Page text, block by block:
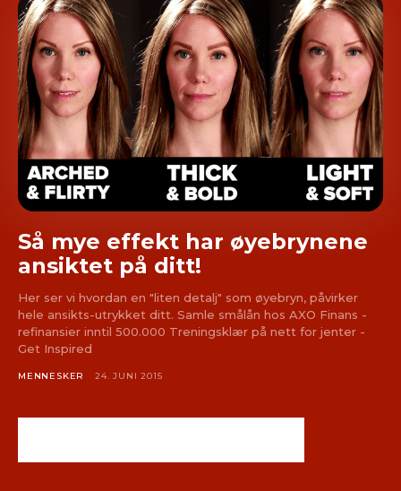
Så mye effekt har øyebrynene
ansiktet på ditt!
Her ser vi hvordan en "liten detalj" som øyebryn, påvirker
hele ansikts-utrykket ditt. Samle smålån hos AXO Finans -
refinansier inntil 500.000 Treningsklær på nett for jenter -
Get Inspired
MENNESKER 24. JUNI 2015